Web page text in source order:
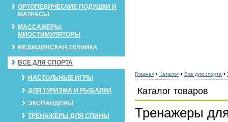
ОРТОПЕДИЧЕСКИЕ ПОДУШКИ И
МАТРАСЫ
МАССАЖЕРЫ,
МИОСТИМУЛЯТОРЫ
МЕДИЦИНСКАЯ ТЕХНИКА
ВСЕ ДЛЯ СПОРТА
НАСТОЛЬНЫЕ ИГРЫ
ДЛЯ ТУРИЗМА И РЫБАЛКИ
ЭКСПАНДЕРЫ
ТРЕНАЖЕРЫ ДЛЯ СПИНЫ
Главная • Каталог • Все для спорта •
Каталог товаров
Тренажеры